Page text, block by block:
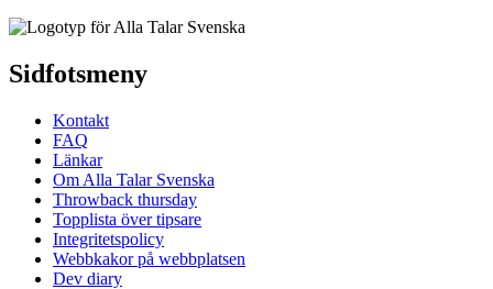
Sidfotsmeny
Kontakt
FAQ
Länkar
Om Alla Talar Svenska
Throwback thursday
Topplista över tipsare
Integritetspolicy
Webbkakor på webbplatsen
Dev diary